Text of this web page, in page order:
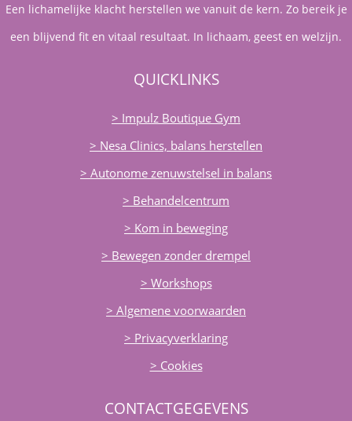
Een lichamelijke klacht herstellen we vanuit de kern. Zo bereik je
een blijvend fit en vitaal resultaat. In lichaam, geest en welzijn.
QUICKLINKS
> Impulz Boutique Gym
> Nesa Clinics, balans herstellen
> Autonome zenuwstelsel in balans
> Behandelcentrum
> Kom in beweging
> Bewegen zonder drempel
> Workshops
> Algemene voorwaarden
> Privacyverklaring
> Cookies
CONTACTGEGEVENS